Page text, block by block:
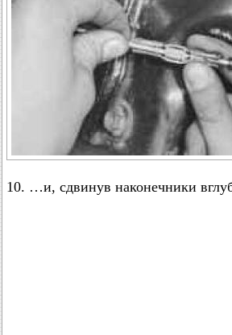
10. …и, сдвинув наконечники